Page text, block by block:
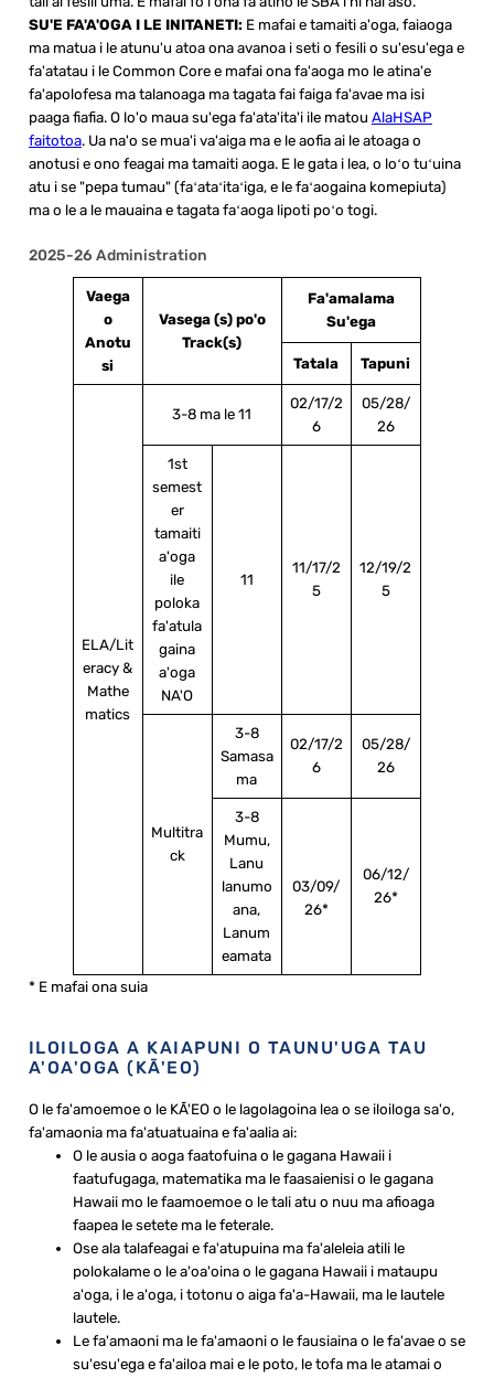
SU'E FA'A'OGA I LE INITANETI:E mafai e tamaiti a'oga, faiaoga
ma matua i le atunu'u atoa ona avanoa i seti o fesili o su'esu'ega e
fa'atatau i le Common Core e mafai ona fa'aoga mo le atina'e
fa'apolofesa ma talanoaga ma tagata fai faiga fa'avae ma isi
paaga fiafia. O lo'o maua su'ega fa'ata'ita'i ile matou AlaHSAP
faitotoa. Ua na'o se mua'i va'aiga ma e le aofia ai le atoaga o
anotusi e ono feagai ma tamaiti aoga. E le gata i lea, o loʻo tuʻuina
atu i se "pepa tumau" (faʻataʻitaʻiga, e le faʻaogaina komepiuta)
ma o le a le mauaina e tagata faʻaoga lipoti poʻo togi.​​​
2025-26 Administration
Vaega
o
Anotu
si
Vasega (s) po'o
Track(s)
Fa'amalama
Su'ega
Tatala Tapuni
ELA/Lit
eracy &
Mathe
matics
3-8 ma le 11
02/17/2
6
05/28/
26
1st
semest
er
tamaiti
a'oga
ile
poloka
fa'atula
gaina
a'oga
NA'O
11
11/17/2
5
12/19/2
5
Multitra
ck
3-8
Samasa
ma
02/17/2
6
05/28/
26
3-8
Mumu,
Lanu
lanumo
ana,
Lanum
eamata
03/09/
26*
06/12/
26*​​​
* E mafai ona suia
ILOILOGA A KAIAPUNI O TAUNU'UGA TAU
A'OA'OGA (KĀ'EO)
O le fa'amoemoe o le KĀ'EO o le lagolagoina lea o se iloiloga sa'o,
fa'amaonia ma fa'atuatuaina e fa'aalia ai:
O le ausia o aoga faatofuina o le gagana Hawaii i
faatufugaga, matematika ma le faasaienisi o le gagana
Hawaii mo le faamoemoe o le tali atu o nuu ma afioaga
faapea le setete ma le feterale.
Ose ala talafeagai e fa'atupuina ma fa'aleleia atili le
polokalame o le a'oa'oina o le gagana Hawaii i mataupu
a'oga, i le a'oga, i totonu o aiga fa'a-Hawaii, ma le lautele
lautele.
Le fa'amaoni ma le fa'amaoni o le fausiaina o le fa'avae o se
su'esu'ega e fa'ailoa mai e le poto, le tofa ma le atamai o